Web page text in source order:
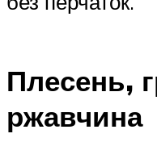
Плесень,
ржавчина